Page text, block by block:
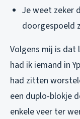
Je weet zeker
doorgespoeld
Volgens mij is dat
had ik iemand in
had zitten
een duplo-blokje
enkele veer ter